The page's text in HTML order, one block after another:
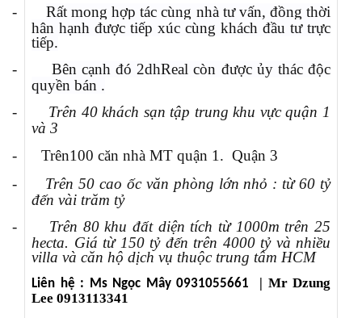
-
Rất mong hợp tác cùng nhà tư vấn, đồng thời
hân hạnh được tiếp xúc cùng khách đầu tư trực
tiếp.
-
Bên cạnh đó 2dhReal còn được ủy thác độc
quyền bán .
-
Trên 40 khách sạn tập trung khu vực quận 1
và 3
-
Trên100 căn nhà MT quận 1. Quận 3
-
Trên 50 cao ốc văn phòng lớn nhỏ : từ 60 tỷ
đến vài trăm tỷ
-
Trên 80 khu đất diện tích từ 1000m trên 25
hecta. Giá từ 150 tỷ đến trên 4000 tỷ và nhiều
villa và căn hộ dịch vụ thuộc trung tâm HCM
Liên hệ : Ms Ngọc Mây 0931055661
| Mr Dzung
Lee 0913113341